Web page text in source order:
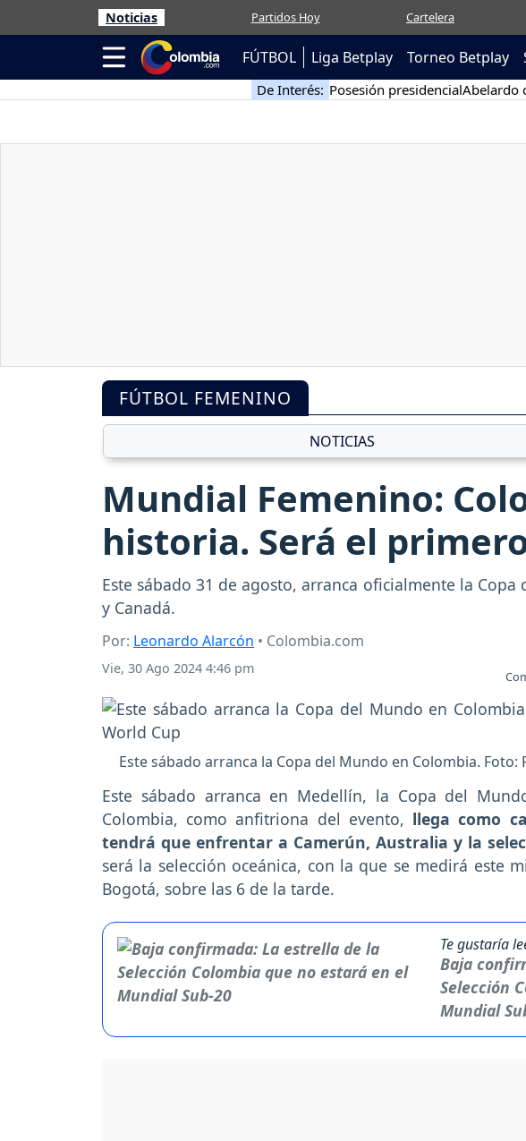
Noticias Partidos Hoy Cartelera
FÚTBOL Liga Betplay Torneo Betplay
De Interés: Posesión presidencialAbelardo
FÚTBOL FEMENINO
NOTICIAS
Mundial Femenino:
historia. Será el
Este sábado 31 de agosto, arranca oficialmente la
y Canadá.
Por: Leonardo Alarcón • Colombia.com
Vie, 30 Ago 2024 4:46 pm
Este sábado arranca la Copa del Mundo en Colombia. Foto:
Este sábado arranca en Medellín, la Copa del
Colombia, como anfitriona del evento, llega como
tendrá que enfrentar a Camerún, Australia y la
será la selección oceánica, con la que se medirá este
Bogotá, sobre las 6 de la tarde.
Te gustaría
Baja
Selección
Mundial